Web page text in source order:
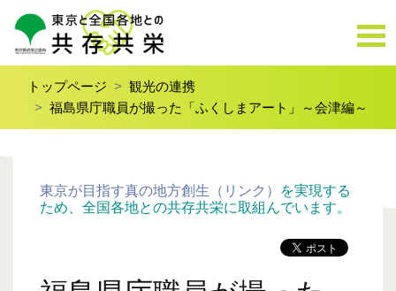
トップページ
観光の連携
福島県庁職員が撮った「ふくしまアート」～会津編～
東京が目指す真の地方創生（リンク）
を実現する
ため、全国各地との共存共栄に取組んでいます。